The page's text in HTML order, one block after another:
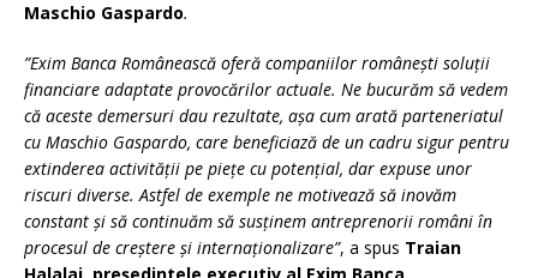
Maschio Gaspardo.
”Exim Banca Românească oferă companiilor românești soluții
financiare adaptate provocărilor actuale. Ne bucurăm să vedem
că aceste demersuri dau rezultate, așa cum arată parteneriatul
cu Maschio Gaspardo, care beneficiază de un cadru sigur pentru
extinderea activității pe piețe cu potențial, dar expuse unor
riscuri diverse. Astfel de exemple ne motivează să inovăm
constant și să continuăm să susținem antreprenorii români în
procesul de creștere și internaționalizare”, a spus Traian